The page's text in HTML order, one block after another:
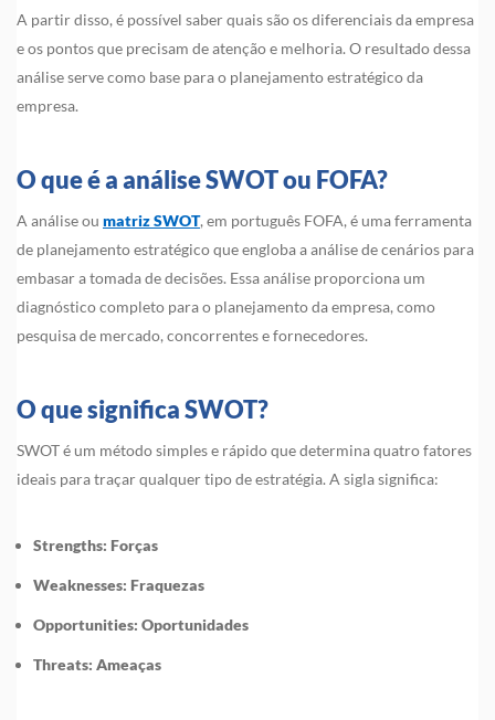
A partir disso, é possível saber quais são os diferenciais da empresa
e os pontos que precisam de atenção e melhoria. O resultado dessa
análise serve como base para o planejamento estratégico da
empresa.
O que é a análise SWOT ou FOFA?
A análise ou matriz SWOT, em português FOFA, é uma ferramenta
de planejamento estratégico que engloba a análise de cenários para
embasar a tomada de decisões. Essa análise proporciona um
diagnóstico completo para o planejamento da empresa, como
pesquisa de mercado, concorrentes e fornecedores.
O que significa SWOT?
SWOT é um método simples e rápido que determina quatro fatores
ideais para traçar qualquer tipo de estratégia. A sigla significa:
Strengths: Forças
Weaknesses: Fraquezas
Opportunities: Oportunidades
Threats: Ameaças